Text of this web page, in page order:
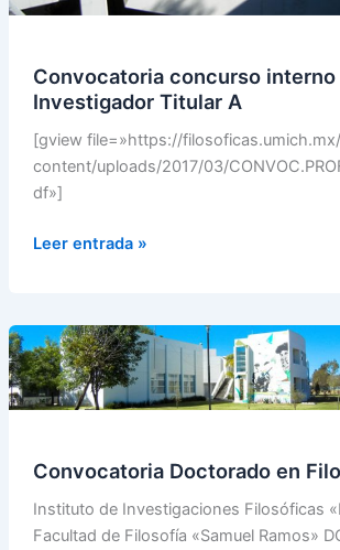
Convocatoria concurso
Investigador Titular A
[gview file=»https://
content/uploads/2017/03/
df»]
Leer entrada »
Convocatoria Doctorado en
Instituto de Investigaciones Filosóficas
Facultad de Filosofía «Samuel Ramos»
Convocatoria
Doctorado
en